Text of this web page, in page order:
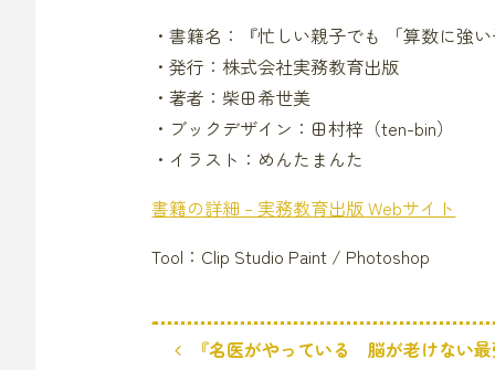
・書籍名：『忙しい親子でも 「算数に強
・発行：株式会社実務教育出版
・著者：柴田希世美
・ブックデザイン：田村梓（ten-bin）
・イラスト：めんたまんた
書籍の詳細 – 実務教育出版 Webサイト
Tool：Clip Studio Paint / Photoshop
『名医がやっている 脳が老けない